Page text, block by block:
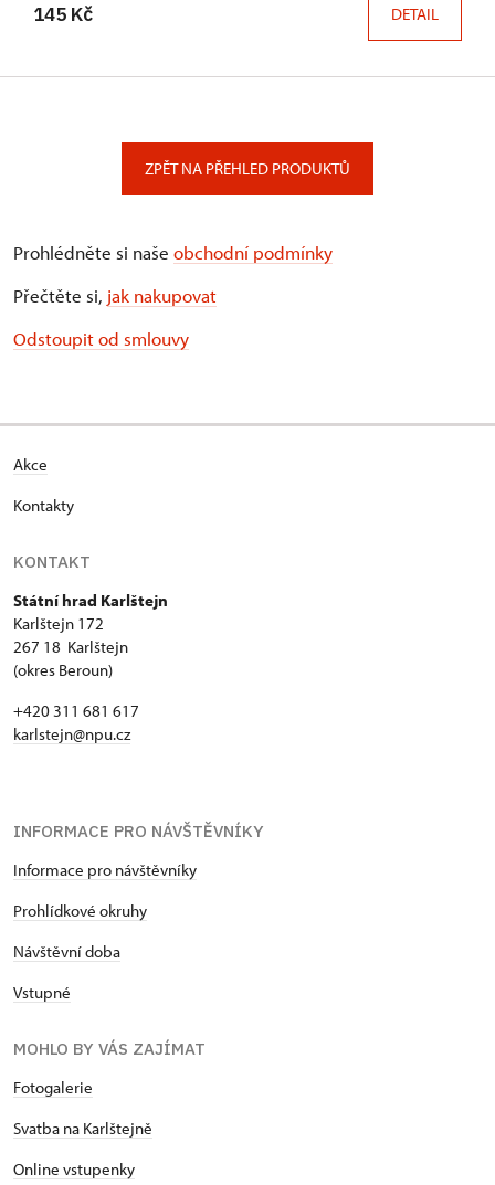
145 Kč DETAIL
ZPĚT NA PŘEHLED PRODUKTŮ
Prohlédněte si naše obchodní podmínky
Přečtěte si, jak nakupovat
Odstoupit od smlouvy
Akce
Kontakty
KONTAKT
Státní hrad Karlštejn
Karlštejn 172
267 18 Karlštejn
(okres Beroun)
+420 311 681 617
karlstejn@npu.cz
INFORMACE PRO NÁVŠTĚVNÍKY
Informace pro návštěvníky
Prohlídkové okruhy
Návštěvní doba
Vstupné
MOHLO BY VÁS ZAJÍMAT
Fotogalerie
Svatba na Karlštejně
Online vstupenky